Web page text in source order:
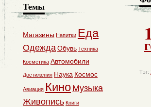
Тэг:
Темы
Магазины Напитки Еда
ОдеждаОбувь Техника
Косметика Автомобили
Достижения Наука Космос
Авиация Кино Музыка
Живопись Книги